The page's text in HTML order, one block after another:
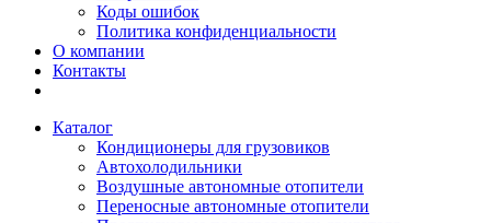
Коды ошибок
Политика конфиденциальности
О компании
Контакты
Каталог
Кондиционеры для грузовиков
Автохолодильники
Воздушные автономные отопители
Переносные автономные отопители